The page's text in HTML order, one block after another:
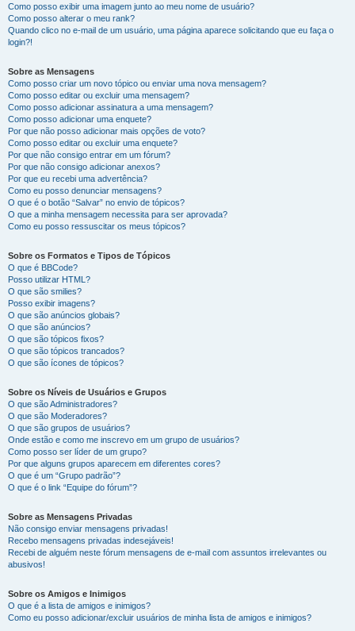
Como posso exibir uma imagem junto ao meu nome de usuário?
Como posso alterar o meu rank?
Quando clico no e-mail de um usuário, uma página aparece solicitando que eu faça o
login?!
Sobre as Mensagens
Como posso criar um novo tópico ou enviar uma nova mensagem?
Como posso editar ou excluir uma mensagem?
Como posso adicionar assinatura a uma mensagem?
Como posso adicionar uma enquete?
Por que não posso adicionar mais opções de voto?
Como posso editar ou excluir uma enquete?
Por que não consigo entrar em um fórum?
Por que não consigo adicionar anexos?
Por que eu recebi uma advertência?
Como eu posso denunciar mensagens?
O que é o botão “Salvar” no envio de tópicos?
O que a minha mensagem necessita para ser aprovada?
Como eu posso ressuscitar os meus tópicos?
Sobre os Formatos e Tipos de Tópicos
O que é BBCode?
Posso utilizar HTML?
O que são smilies?
Posso exibir imagens?
O que são anúncios globais?
O que são anúncios?
O que são tópicos fixos?
O que são tópicos trancados?
O que são ícones de tópicos?
Sobre os Níveis de Usuários e Grupos
O que são Administradores?
O que são Moderadores?
O que são grupos de usuários?
Onde estão e como me inscrevo em um grupo de usuários?
Como posso ser líder de um grupo?
Por que alguns grupos aparecem em diferentes cores?
O que é um “Grupo padrão”?
O que é o link “Equipe do fórum”?
Sobre as Mensagens Privadas
Não consigo enviar mensagens privadas!
Recebo mensagens privadas indesejáveis!
Recebi de alguém neste fórum mensagens de e-mail com assuntos irrelevantes ou
abusivos!
Sobre os Amigos e Inimigos
O que é a lista de amigos e inimigos?
Como eu posso adicionar/excluir usuários de minha lista de amigos e inimigos?